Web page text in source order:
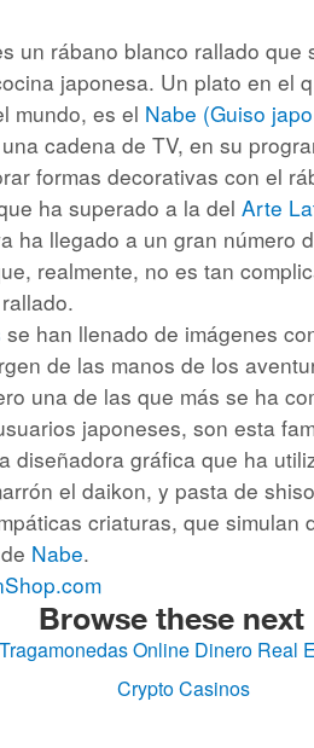
un rábano blanco rallado que
japonesa. Un plato en el
mundo, es el Nabe (Guiso
cadena de TV, en su
formas decorativas con el
ha superado a la del Arte
ha llegado a un gran número
realmente, no es tan
se han llenado de imágenes
de las manos de los
una de las que más se ha
japoneses, son esta
diseñadora gráfica que ha
el daikon, y pasta de
criaturas, que simulan
Nabe.
Browse these next
Tragamonedas Online Dinero Real
Crypto Casinos